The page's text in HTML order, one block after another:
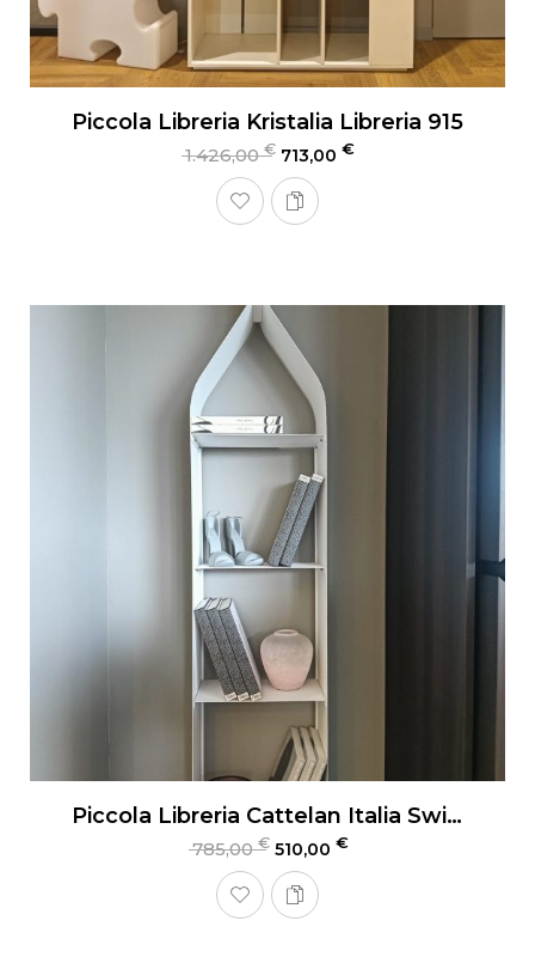
Piccola Libreria Kristalia Libreria 915
1.426,00€ 713,00 €
Piccola Libreria Cattelan Italia Swing
785,00€ 510,00 €